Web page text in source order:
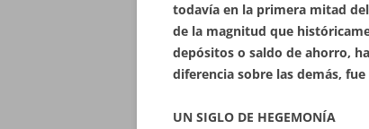
todavía en la primera mitad
de la magnitud que
depósitos o saldo de ahorro,
diferencia sobre las demás,
UN SIGLO DE HEGEMONÍA